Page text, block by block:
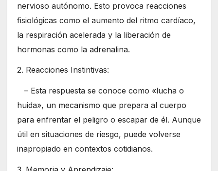
nervioso autónomo. Esto provoca reacciones
fisiológicas como el aumento del ritmo cardíaco,
la respiración acelerada y la liberación de
hormonas como la adrenalina.
2. Reacciones Instintivas:
– Esta respuesta se conoce como «lucha o
huida», un mecanismo que prepara al cuerpo
para enfrentar el peligro o escapar de él. Aunque
útil en situaciones de riesgo, puede volverse
inapropiado en contextos cotidianos.